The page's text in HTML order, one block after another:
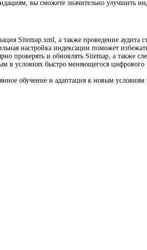
вы сможете значительно улучшить
Sitemap.xml, а также проведение
настройка индексации поможет
проверять и обновлять Sitemap, а также
в условиях быстро меняющегося цифрового
обучение и адаптация к новым